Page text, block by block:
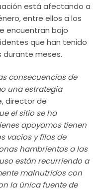
está afectando a
entre ellos a los
encuentran bajo
que han tenido
meses.
consecuencias de
una estrategia
director de
el sitio se ha
apoyamos tienen
vacíos y filas de
hambrientas a las
están recurriendo a
malnutridos con
la única fuente de